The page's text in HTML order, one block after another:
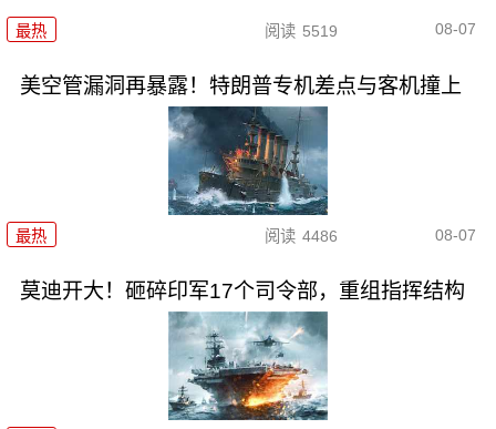
最热 阅读 5519 08-07
美空管漏洞再暴露！特朗普专机差点与客机撞上
最热 阅读 4486 08-07
莫迪开大！砸碎印军17个司令部，重组指挥结构